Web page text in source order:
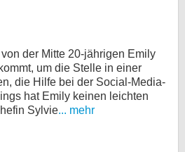
der Mitte 20-jährigen Emily
um die Stelle in einer
die Hilfe bei der Social-Media-
hat Emily keinen leichten
Sylvie... mehr